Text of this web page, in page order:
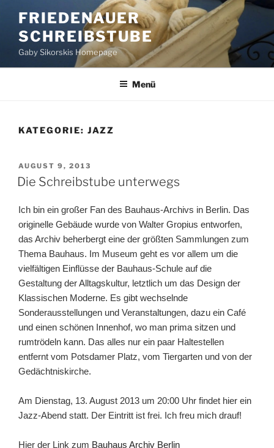
Inhalt
springen
FRIEDENAUER
SCHREIBSTUBE
Gaby Sikorskis Homepage
Menü
KATEGORIE: JAZZ
VERÖFFENTLICHT
AM
AUGUST 9, 2013
Die Schreibstube unterwegs
Ich bin ein großer Fan des Bauhaus-Archivs in Berlin. Das
originelle Gebäude wurde von Walter Gropius entworfen,
das Archiv beherbergt eine der größten Sammlungen zum
Thema Bauhaus. Im Museum geht es vor allem um die
vielfältigen Einflüsse der Bauhaus-Schule auf die
Gestaltung der Alltagskultur, letztlich um das Design der
Klassischen Moderne. Es gibt wechselnde
Sonderausstellungen und Veranstaltungen, dazu ein Café
und einen schönen Innenhof, wo man prima sitzen und
rumtrödeln kann. Das alles nur ein paar Haltestellen
entfernt vom Potsdamer Platz, vom Tiergarten und von der
Gedächtniskirche.
Am Dienstag, 13. August 2013 um 20:00 Uhr findet hier ein
Jazz-Abend statt. Der Eintritt ist frei. Ich freu mich drauf!
Hier der Link zum Bauhaus Archiv Berlin